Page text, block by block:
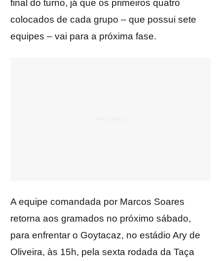
final do turno, já que os primeiros quatro
colocados de cada grupo – que possui sete
equipes – vai para a próxima fase.
A equipe comandada por Marcos Soares
retorna aos gramados no próximo sábado,
para enfrentar o Goytacaz, no estádio Ary de
Oliveira, às 15h, pela sexta rodada da Taça